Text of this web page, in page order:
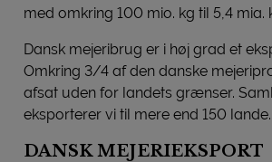
med omkring 100 mio. kg til 5,4 mia.
Dansk mejeribrug er i høj grad et
Omkring 3/4 af den danske
afsat uden for landets grænser.
eksporterer vi til mere end 150 lande.
DANSK MEJERIEKSPORT